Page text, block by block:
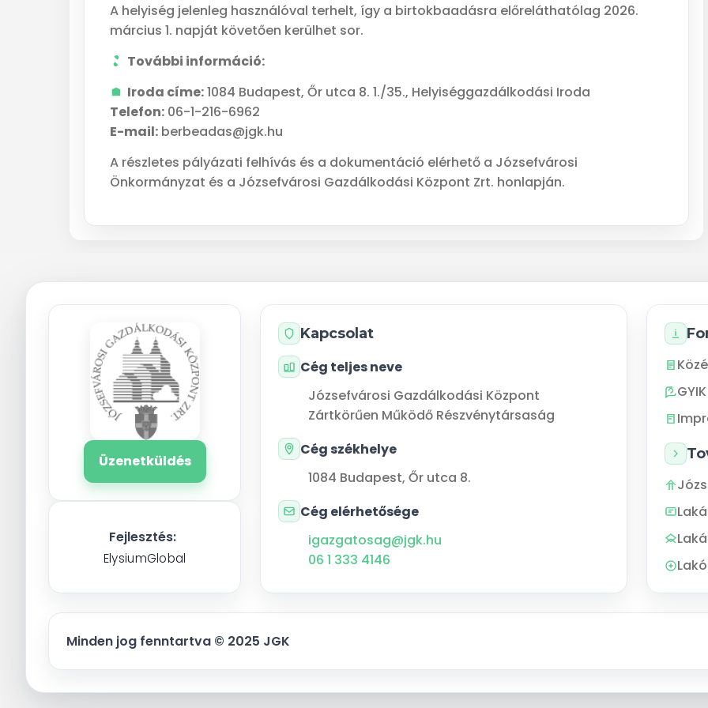
A helyiség jelenleg használóval terhelt, így a birtokbaadásra előreláthatólag 2026.
március 1. napját követően kerülhet sor.
További információ:
Iroda címe:1084 Budapest, Őr utca 8. 1./35., Helyiséggazdálkodási Iroda
Telefon: 06-1-216-6962
E-mail: berbeadas@jgk.hu
A részletes pályázati felhívás és a dokumentáció elérhető a Józsefvárosi
Önkormányzat és a Józsefvárosi Gazdálkodási Központ Zrt. honlapján.
Üzenetküldés
Fejlesztés:
ElysiumGlobal
Kapcsolat
Cég teljes neve
Józsefvárosi Gazdálkodási Központ
Zártkörűen Működő Részvénytársaság
Cég székhelye
1084 Budapest,Őr utca 8.
Cég elérhetősége
igazgatosag@jgk.hu
06 1 333 4146
GYIK
Minden jog fenntartva © 2025 JGK